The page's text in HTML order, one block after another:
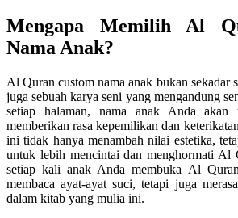
Mengapa Memilih Al
Nama Anak?
Al Quran custom nama anak bukan sekadar
juga sebuah karya seni yang mengandung
setiap halaman, nama anak Anda akan
memberikan rasa kepemilikan dan
ini tidak hanya menambah nilai estetika,
untuk lebih mencintai dan menghormati Al
setiap kali anak Anda membuka Al
membaca ayat-ayat suci, tetapi juga
dalam kitab yang mulia ini.